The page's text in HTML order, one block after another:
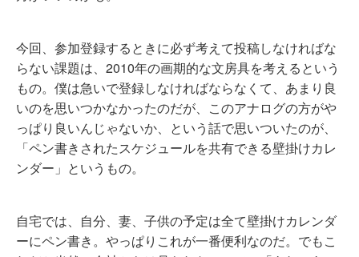
今回、参加登録するときに必ず考えて投稿しなければな
らない課題は、2010年の画期的な文房具を考えるという
もの。僕は急いで登録しなければならなくて、あまり良
いのを思いつかなかったのだが、このアナログの方がや
っぱり良いんじゃないか、という話で思いついたのが、
「ペン書きされたスケジュールを共有できる壁掛けカレ
ンダー」というもの。
自宅では、自分、妻、子供の予定は全て壁掛けカレンダ
ーにペン書き。やっぱりこれが一番便利なのだ。でもこ